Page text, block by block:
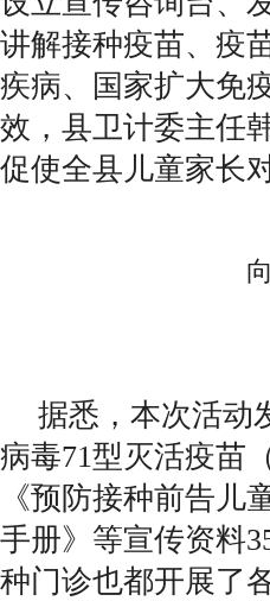
讲解接种疫苗、疫
疾病、国家扩大免
效，县卫计委主任
促使全县儿童家长
据悉，本次活动
病毒71型灭活疫苗
《预防接种前告儿
手册》等宣传资料
种门诊也都开展了